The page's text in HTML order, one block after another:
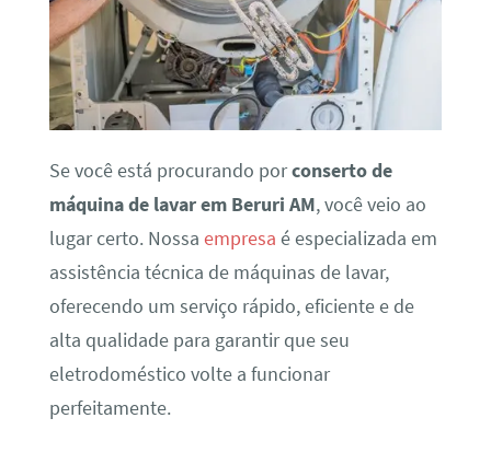
Se você está procurando porconserto de
máquina de lavar em Beruri AM, você veio ao
lugar certo. Nossa empresa é especializada em
assistência técnica de máquinas de lavar,
oferecendo um serviço rápido, eficiente e de
alta qualidade para garantir que seu
eletrodoméstico volte a funcionar
perfeitamente.